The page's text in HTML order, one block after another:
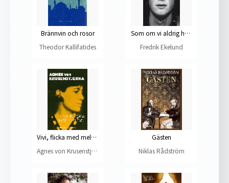
Brännvin och rosor
Theodor Kallifatides
Som om vi aldrig hade gått här
Fredrik Ekelund
Vivi, flicka med melodi
Agnes von Krusenstjerna
Gästen
Niklas Rådström